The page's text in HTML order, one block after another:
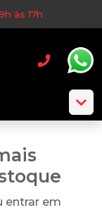
às 17h
entrar em